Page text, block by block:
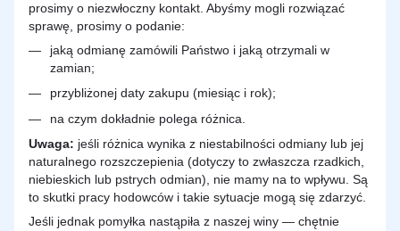
prosimy o niezwłoczny kontakt. Abyśmy mogli rozwiązać
sprawę, prosimy o podanie:
jaką odmianę zamówili Państwo i jaką otrzymali w
zamian;
przybliżonej daty zakupu (miesiąc i rok);
na czym dokładnie polega różnica.
Uwaga: jeśli różnica wynika z niestabilności odmiany lub jej
naturalnego rozszczepienia (dotyczy to zwłaszcza rzadkich,
niebieskich lub pstrych odmian), nie mamy na to wpływu. Są
to skutki pracy hodowców i takie sytuacje mogą się zdarzyć.
Jeśli jednak pomyłka nastąpiła z naszej winy — chętnie